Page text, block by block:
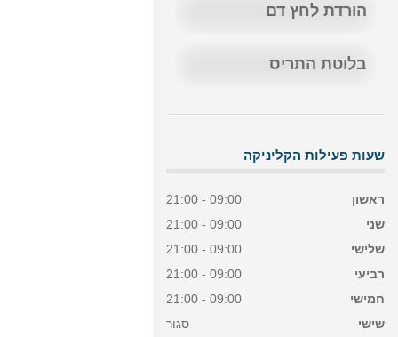
הורדת לחץ דם
בלוטת התריס
שעות פעילות הקליניקה
ראשון
09:00 - 21:00
שני
09:00 - 21:00
שלישי
09:00 - 21:00
רביעי
09:00 - 21:00
חמישי
09:00 - 21:00
שישי
סגור